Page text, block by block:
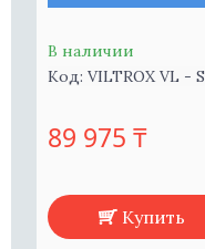
В наличии
Код: VILTROX VL -
89 975 ₸
Купить